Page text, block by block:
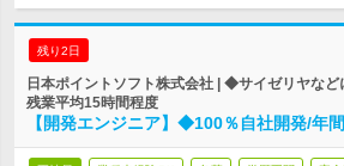
残り2日
日本ポイントソフト株式会社 | ◆サイゼリヤな
残業平均15時間程度
【開発エンジニア】◆100％自社開発/年